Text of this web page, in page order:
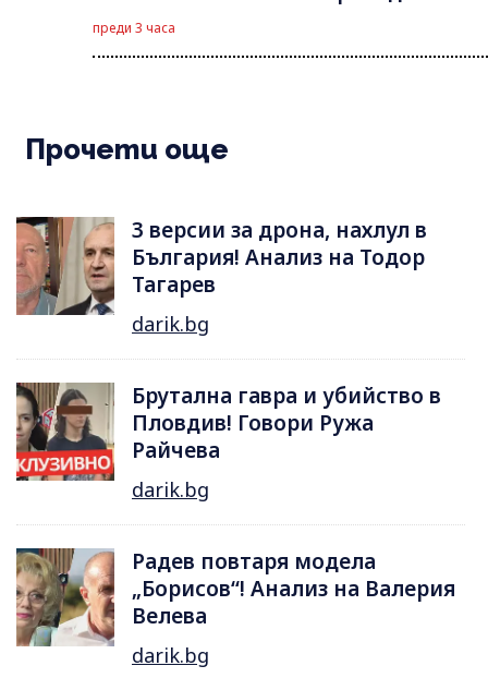
преди 3 часа
Прочети още
3 версии за дрона, нахлул в
България! Анализ на Тодор
Тагарев
darik.bg
Брутална гавра и убийство в
Пловдив! Говори Ружа
Райчева
darik.bg
Радев повтаря модела
„Борисов“! Анализ на Валерия
Велева
darik.bg